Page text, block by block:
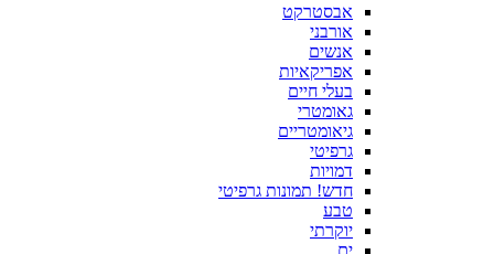
אבסטרקט
אורבני
אנשים
אפריקאיות
בעלי חיים
גאומטרי
גיאומטריים
גרפיטי
דמויות
חדש! תמונות גרפיטי
טבע
יוקרתי
ים